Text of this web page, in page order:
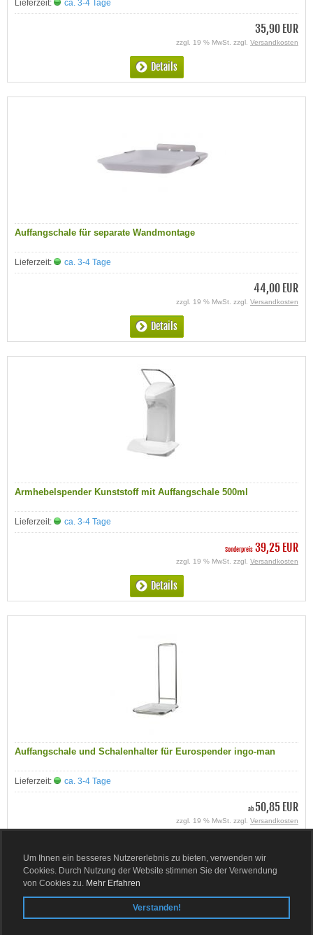
Um Ihnen ein besseres Nutzererlebnis zu bieten, verwenden wir
Cookies. Durch Nutzung der Website stimmen Sie der Verwendung
von Cookies zu. Mehr Erfahren
Verstanden!
Lieferzeit: ca. 3-4 Tage
35,90 EUR
zzgl. 19 % MwSt. zzgl. Versandkosten
Details
Auffangschale für separate Wandmontage
Lieferzeit: ca. 3-4 Tage
44,00 EUR
zzgl. 19 % MwSt. zzgl. Versandkosten
Details
Armhebelspender Kunststoff mit Auffangschale 500ml
Lieferzeit: ca. 3-4 Tage
Sonderpreis 39,25 EUR
zzgl. 19 % MwSt. zzgl. Versandkosten
Details
Auffangschale und Schalenhalter für Eurospender ingo-man
Lieferzeit: ca. 3-4 Tage
ab 50,85 EUR
zzgl. 19 % MwSt. zzgl. Versandkosten